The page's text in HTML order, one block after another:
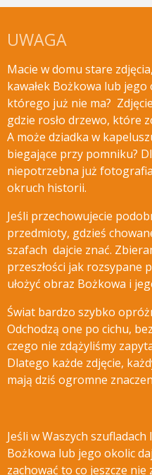
UWAGA
Macie w domu stare
kawałek Bożkowa lub
którego już nie ma?
gdzie rosło drzewo, które
A może dziadka w
biegające przy pomniku?
niepotrzebna już
okruch historii.
Jeśli przechowujecie
przedmioty, gdzieś
szafach dajcie znać.
przeszłości jak rozsypane
ułożyć obraz Bożkowa i
Świat bardzo szybko
Odchodzą one po cichu,
czego nie zdążyliśmy
Dlatego każde zdjęcie,
mają dziś ogromne
Jeśli w Waszych
Bożkowa lub jego okolic
zachować to co jeszcze nie